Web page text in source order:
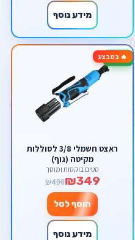
מידע נוסף
🔥 במבצע-13%
ראצט חשמלי 3/8 לסוללות
מקיטה (גוף)
סטים בוקסות ומוסך
₪349
₪400
הוסף לסל
מידע נוסף